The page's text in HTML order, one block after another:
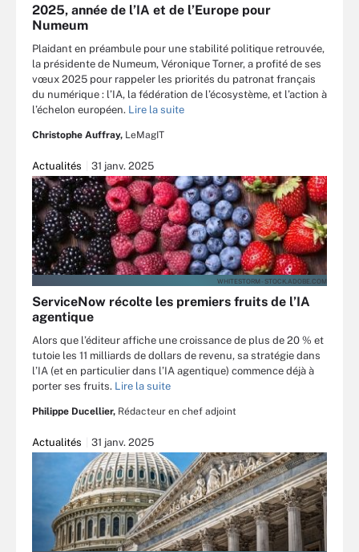
2025, année de l’IA et de l’Europe pour
Numeum
Plaidant en préambule pour une stabilité politique retrouvée,
la présidente de Numeum, Véronique Torner, a profité de ses
vœux 2025 pour rappeler les priorités du patronat français
du numérique : l’IA, la fédération de l’écosystème, et l’action à
l’échelon européen. Lire la suite
Christophe Auffray, LeMagIT
Actualités 31 janv. 2025
WHITESTORM - STOCK.ADOBE.COM
ServiceNow récolte les premiers fruits de l’IA
agentique
Alors que l’éditeur affiche une croissance de plus de 20 % et
tutoie les 11 milliards de dollars de revenu, sa stratégie dans
l’IA (et en particulier dans l’IA agentique) commence déjà à
porter ses fruits. Lire la suite
Philippe Ducellier, Rédacteur en chef adjoint
Actualités 31 janv. 2025